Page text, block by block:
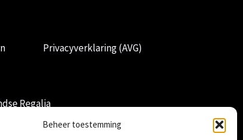
Beheer toestemming
Privacyverklaring (AVG)
Regalia